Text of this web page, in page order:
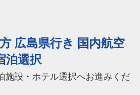
広島県行き 国内航空
泊選択
施設・ホテル選択へお進みくだ